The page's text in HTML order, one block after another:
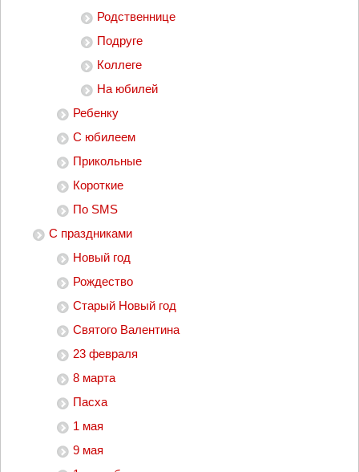
Родственнице
Подруге
Коллеге
На юбилей
Ребенку
С юбилеем
Прикольные
Короткие
По SMS
С праздниками
Новый год
Рождество
Старый Новый год
Святого Валентина
23 февраля
8 марта
Пасха
1 мая
9 мая